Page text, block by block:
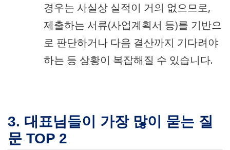
경우는 사실상 실적이 거의 없으므로,
제출하는 서류(사업계획서 등)를 기반으
로 판단하거나 다음 결산까지 기다려야
하는 등 상황이 복잡해질 수 있습니다.
3. 대표님들이 가장 많이 묻는 질
문 TOP 2